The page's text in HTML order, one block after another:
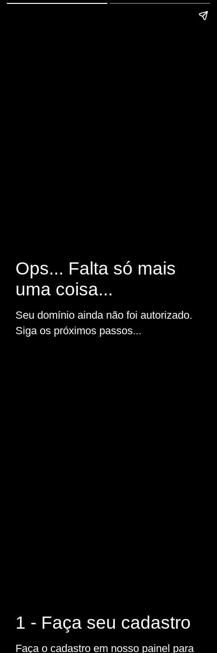
Ops... Falta só mais
uma coisa...
Seu domínio ainda não foi autorizado.
Siga os próximos passos...
1 - Faça seu cadastro
Faça o cadastro em nosso painel para